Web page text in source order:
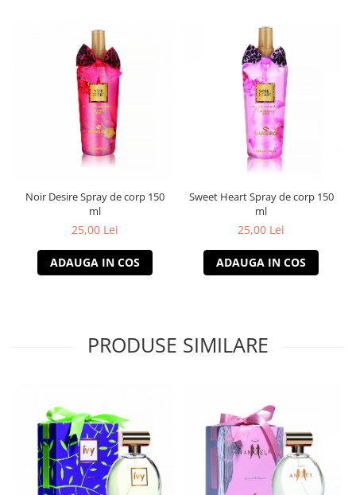
Noir Desire Spray de corp 150
ml
25,00 Lei
ADAUGA IN COS
Sweet Heart Spray de corp 150
ml
25,00 Lei
ADAUGA IN COS
PRODUSE SIMILARE